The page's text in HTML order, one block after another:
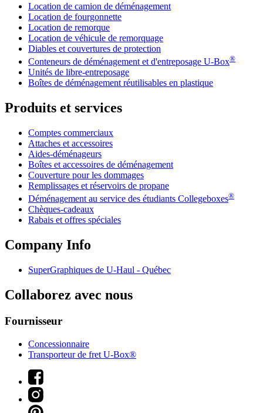
Location de camion de déménagement
Location de fourgonnette
Location de remorque
Location de véhicule de remorquage
Diables et couvertures de protection
Conteneurs de déménagement et d'entreposage U-Box®
Unités de libre-entreposage
Boîtes de déménagement réutilisables en plastique
Produits et services
Comptes commerciaux
Attaches et accessoires
Aides-déménageurs
Boîtes et accessoires de déménagement
Couverture pour les dommages
Remplissages et réservoirs de propane
Déménagement au service des étudiants Collegeboxes®
Chèques-cadeaux
Rabais et offres spéciales
Company Info
SuperGraphiques de U-Haul - Québec
Collaborez avec nous
Fournisseur
Concessionnaire
Transporteur de fret U-Box®